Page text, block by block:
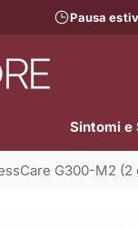
Pausa
Sintomi e
G300-M2 (2